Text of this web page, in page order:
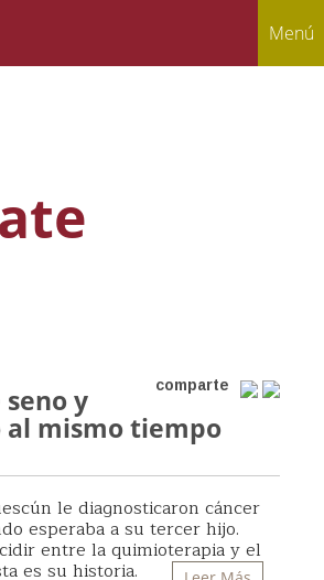
Menú
comparte
seno y
al mismo tiempo
le diagnosticaron cáncer
esperaba a su tercer hijo.
entre la quimioterapia y el
es su historia.